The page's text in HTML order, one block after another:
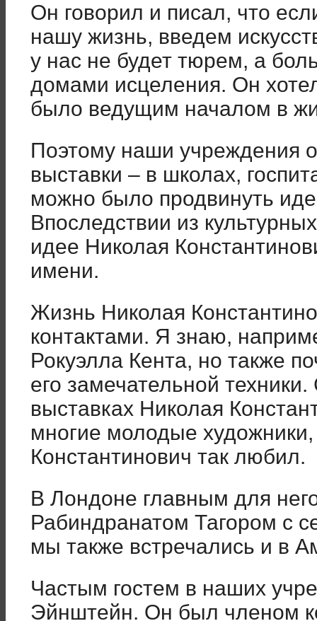
Он говорил и писал, что
нашу жизнь, введем
у нас не будет тюрем, а
домами исцеления. Он
было ведущим началом в
Поэтому наши учреждения
выставки – в школах,
можно было продвинуть
Впоследствии из
идее Николая
имени.
Жизнь Николая
контактами. Я знаю,
Рокуэлла Кента, но также
его замечательной
выставках Николая
многие молодые
Константинович так любил.
В Лондоне главным для
Рабиндранатом Тагором с
мы также встречались и в
Частым гостем в наших
Эйнштейн. Он был членом